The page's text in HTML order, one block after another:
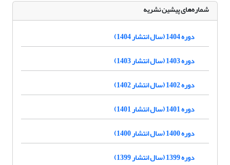
شماره‌های پیشین نشریه
دوره 1404 (سال انتشار 1404)
دوره 1403 (سال انتشار 1403)
دوره 1402 (سال انتشار 1402)
دوره 1401 (سال انتشار 1401)
دوره 1400 (سال انتشار 1400)
دوره 1399 (سال انتشار 1399)